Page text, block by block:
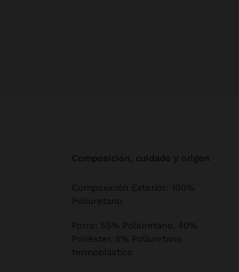
composición, cuidado y origen
Composición Exterior: 100%
Poliuretano
Forro: 55% Poliuretano, 40%
Poliéster, 5% Poliuretano
termoplástico